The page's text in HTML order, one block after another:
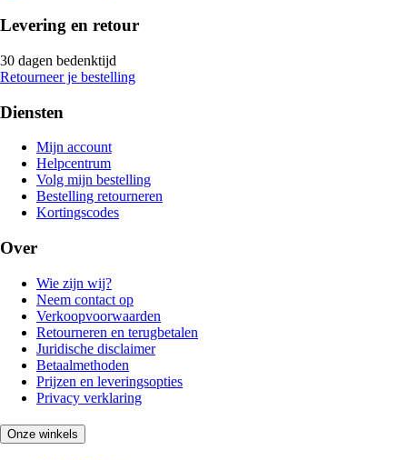
Levering en retour
30 dagen bedenktijd
Retourneer je bestelling
Diensten
Mijn account
Helpcentrum
Volg mijn bestelling
Bestelling retourneren
Kortingscodes
Over
Wie zijn wij?
Neem contact op
Verkoopvoorwaarden
Retourneren en terugbetalen
Juridische disclaimer
Betaalmethoden
Prijzen en leveringsopties
Privacy verklaring
Onze winkels